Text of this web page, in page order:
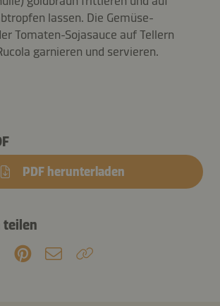
lassen. Die Gemüse-
Tomaten-Sojasauce auf Tellern
garnieren und servieren.
PDF herunterladen
teilen